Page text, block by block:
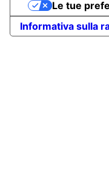
Informativa sulla
Le tue